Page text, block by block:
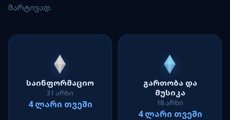
მარტივად.
საინფორმაციო
31 არხი
4 ლარი თვეში
გართობა და
მუსიკა
18 არხი
4 ლარი თვეში